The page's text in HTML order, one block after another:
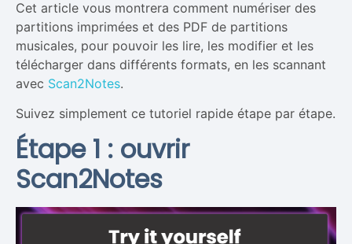
Cet article vous montrera comment numériser des
partitions imprimées et des PDF de partitions
musicales, pour pouvoir les lire, les modifier et les
télécharger dans différents formats, en les scannant
avec Scan2Notes.
Suivez simplement ce tutoriel rapide étape par étape.
Étape 1 : ouvrir
Scan2Notes